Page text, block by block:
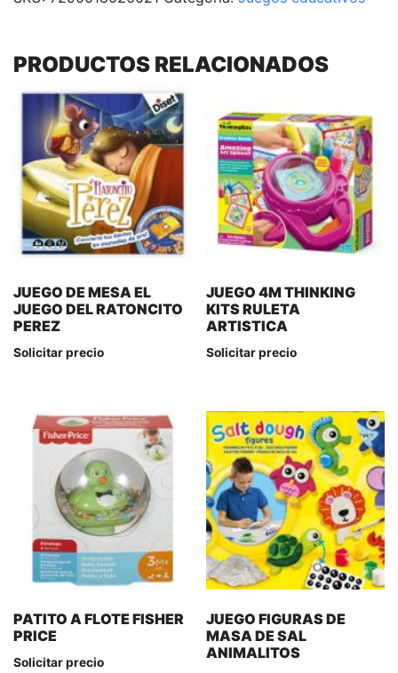
PRODUCTOS RELACIONADOS
JUEGO DE MESA EL
JUEGO DEL RATONCITO
PEREZ
Solicitar precio
JUEGO 4M THINKING
KITS RULETA
ARTISTICA
Solicitar precio
PATITO A FLOTE FISHER
PRICE
Solicitar precio
JUEGO FIGURAS DE
MASA DE SAL
ANIMALITOS